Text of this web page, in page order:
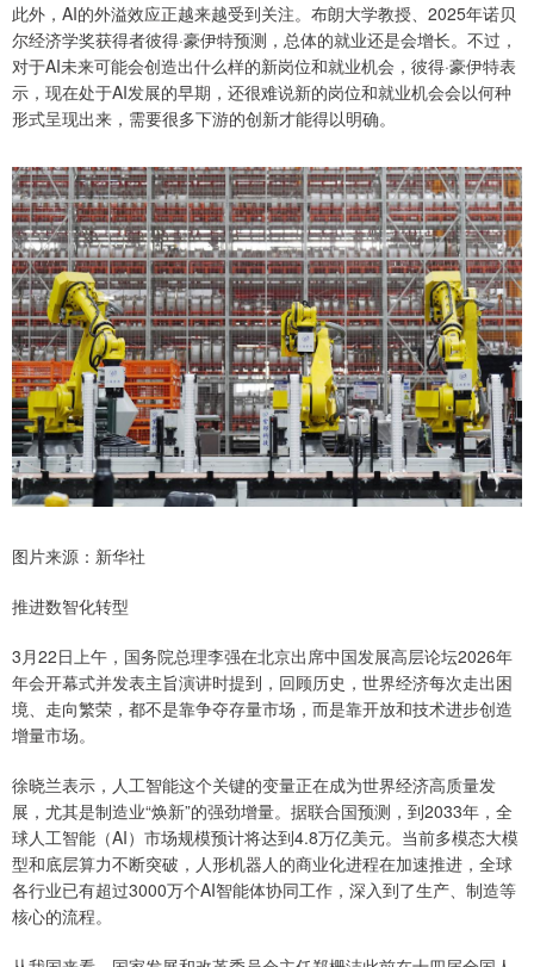
此外，AI的外溢效应正越来越受到关注。布朗大学教授、2025年诺贝
尔经济学奖获得者彼得·豪伊特预测，总体的就业还是会增长。不过，
对于AI未来可能会创造出什么样的新岗位和就业机会，彼得·豪伊特表
示，现在处于AI发展的早期，还很难说新的岗位和就业机会会以何种
形式呈现出来，需要很多下游的创新才能得以明确。
图片来源：新华社
推进数智化转型
3月22日上午，国务院总理李强在北京出席中国发展高层论坛2026年
年会开幕式并发表主旨演讲时提到，回顾历史，世界经济每次走出困
境、走向繁荣，都不是靠争夺存量市场，而是靠开放和技术进步创造
增量市场。
徐晓兰表示，人工智能这个关键的变量正在成为世界经济高质量发
展，尤其是制造业“焕新”的强劲增量。据联合国预测，到2033年，全
球人工智能（AI）市场规模预计将达到4.8万亿美元。当前多模态大模
型和底层算力不断突破，人形机器人的商业化进程在加速推进，全球
各行业已有超过3000万个AI智能体协同工作，深入到了生产、制造等
核心的流程。